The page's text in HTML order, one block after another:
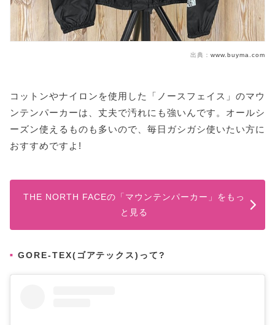
出典： www.buyma.com
コットンやナイロンを使用した「ノースフェイス」のマウ
ンテンパーカーは、丈夫で汚れにも強いんです。オールシ
ーズン使えるものも多いので、毎日ガシガシ使いたい方に
おすすめですよ!
THE NORTH FACEの「マウンテンパーカー」をもっ
と見る
GORE-TEX(ゴアテックス)って?